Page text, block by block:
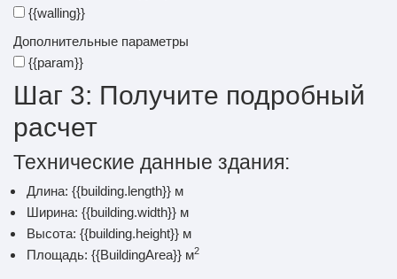
{{walling}}
Дополнительные параметры
{{param}}
Шаг 3: Получите подробный
расчет
Технические данные здания:
Длина: {{building.length}} м
Ширина: {{building.width}} м
Высота: {{building.height}} м
Площадь: {{BuildingArea}} м2